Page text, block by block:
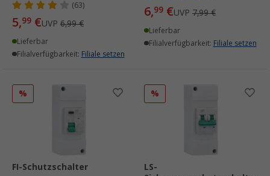
(63)
5,99 €UVP 6,99 €
Lieferbar
Filialverfügbarkeit: Filiale setzen
6,99 €UVP 7,99 €
Lieferbar
Filialverfügbarkeit: Filiale setzen
%
FI-Schutzschalter
%
LS-